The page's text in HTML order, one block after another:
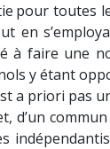
pour toutes
en
à faire une
y étant
a priori pas
d’un